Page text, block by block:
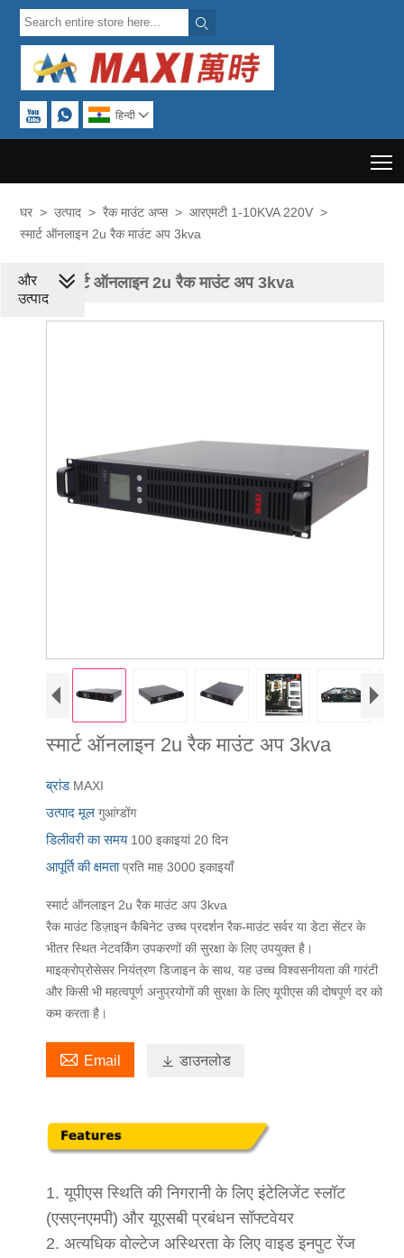

  हिन्दी 
घर > उत्पाद > रैक माउंट अप्स > आरएमटी 1-10KVA 220V >
स्मार्ट ऑनलाइन 2u रैक माउंट अप 3kva
स्मार्ट ऑनलाइन 2u रैक माउंट अप 3kva
स्मार्ट ऑनलाइन 2u रैक माउंट अप 3kva
ब्रांड MAXI
उत्पाद मूल गुआंग्डोंग
डिलीवरी का समय 100 इकाइयां 20 दिन
आपूर्ति की क्षमताप्रति माह 3000 इकाइयाँ
स्मार्ट ऑनलाइन 2u रैक माउंट अप 3kva
रैक माउंट डिज़ाइन कैबिनेट उच्च प्रदर्शन रैक-माउंट सर्वर या डेटा सेंटर के
भीतर स्थित नेटवर्किंग उपकरणों की सुरक्षा के लिए उपयुक्त है।
माइक्रोप्रोसेसर नियंत्रण डिजाइन के साथ, यह उच्च विश्वसनीयता की गारंटी
और किसी भी महत्वपूर्ण अनुप्रयोगों की सुरक्षा के लिए यूपीएस की दोषपूर्ण दर को
कम करता है।
 Email  डाउनलोड
1. यूपीएस स्थिति की निगरानी के लिए इंटेलिजेंट स्लॉट
(एसएनएमपी) और यूएसबी प्रबंधन सॉफ्टवेयर
2. अत्यधिक वोल्टेज अस्थिरता के लिए वाइड इनपुट रेंज
और
उत्पाद